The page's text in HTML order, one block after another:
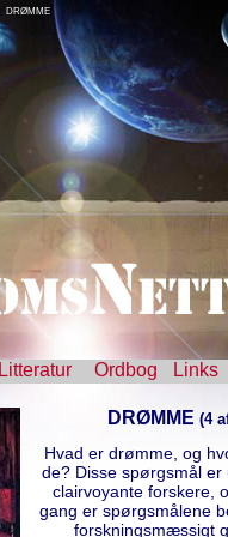
DRØMME
Litteratur Ordbog Links
DRØMME (4
Hvad er drømme, og
de? Disse spørgsmål er
clairvoyante forskere,
gang er spørgsmålene
forskningsmæssigt